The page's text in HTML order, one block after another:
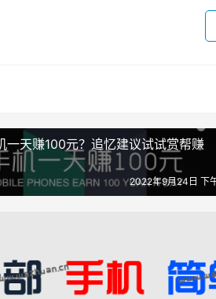
一天赚100元？追忆建议试试赏帮赚
2022年9月24日 下